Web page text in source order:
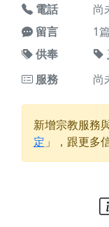
電話
尚
留言
1篇
供奉
服務
尚
新增宗教服務
定 」，跟更多